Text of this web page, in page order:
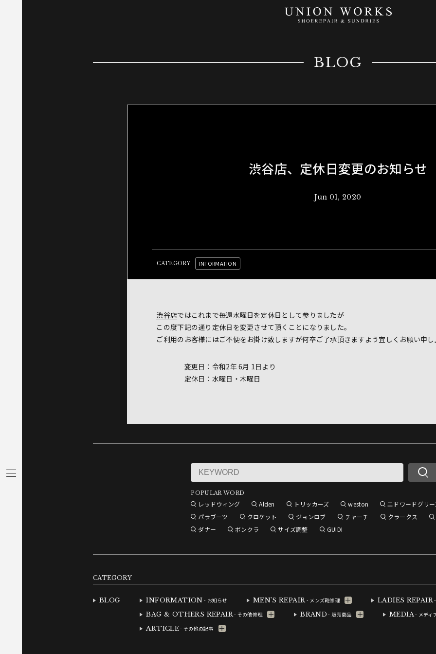
BLOG
渋谷店、定休日変更のお知らせ
Jun 01, 2020
CATEGORY INFORMATION
渋谷店ではこれまで毎週水曜日を定休日として参りましたが
この度下記の通り定休日を変更させて頂くことになりました。
ご利用のお客様にはご不便をお掛け致しますが何卒ご了承頂きますよう宜しくお願い申し
変更日：令和2年 6月 1日より
定休日：水曜日・木曜日
POPULAR WORD
レッドウィング Alden トリッカーズ weston
エドワードグリー
パラブーツ
クロケット ジョンロブ チャーチ クラークス
ダナー
ボンクラ サイズ調整 GUIDI
CATEGORY
BLOG INFORMATION - お知らせ MEN'S REPAIR- メンズ靴修理 LADIES REPAIR-
BAG & OTHERS REPAIR- その他修理 BRAND - 販売商品 MEDIA- メディ
ARTICLE- その他の記事